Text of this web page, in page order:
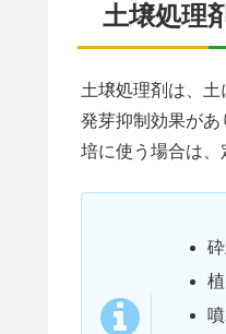
土壌処理
土壌処理剤は、
発芽抑制効果が
培に使う場合は、